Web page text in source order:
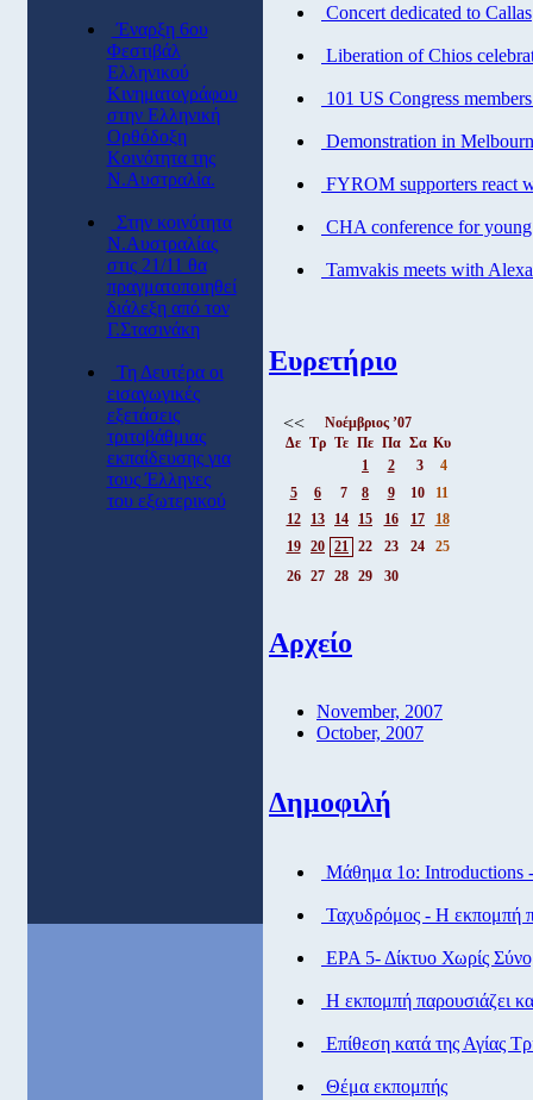
Έναρξη 6ου
Φεστιβάλ
Ελληνικού
Κινηματογράφου
στην Ελληνική
Ορθόδοξη
Κοινότητα της
Ν.Αυστραλία.
Στην κοινότητα
Ν.Αυστραλίας
στις 21/11 θα
πραγματοποιηθεί
διάλεξη από τον
Γ.Στασινάκη
Τη Δευτέρα οι
εισαγωγικές
εξετάσεις
τριτοβάθμιας
εκπαίδευσης για
τους Έλληνες
του εξωτερικού
Concert dedicated to Callas
Liberation of Chios
101 US Congress
Demonstration in
FYROM supporters react
CHA conference for
Tamvakis meets with
Ευρετήριο
<<
Νοέμβριος ’07
Δε Τρ Τε Πε Πα Σα Κυ
1
2 3
4
5
6 7 8 9 10
11
12
13 14 15 16 17
18
19
20 21 22 23 24
25
26
27 28 29 30
Αρχείο
November, 2007
October, 2007
Δημοφιλή
Μάθημα 1ο: Introductions
Ταχυδρόμος - Η εκπομπή
ΕΡΑ 5- Δίκτυο Χωρίς
Η εκπομπή παρουσιάζει
Eπίθεση κατά της Αγίας
Θέμα εκπομπής